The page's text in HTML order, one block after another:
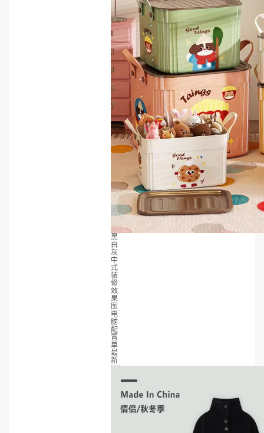
黑
白
灰
中
式
装
修
效
果
图
电
脑
配
置
单
最
新